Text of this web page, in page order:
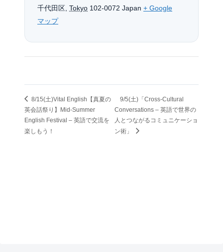
千代田区, Tokyo 102-0072 Japan + Google
マップ
8/15(土)Vital English【真夏の
英会話祭り】Mid-Summer
English Festival – 英語で交流を
楽しもう！
9/5(土)「Cross-Cultural
Conversations – 英語で世界の
人とつながるコミュニケーショ
ン術」